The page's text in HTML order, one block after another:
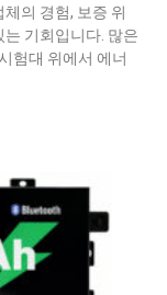
의 경험, 보증 위
기회입니다. 많은
험대 위에서 에너